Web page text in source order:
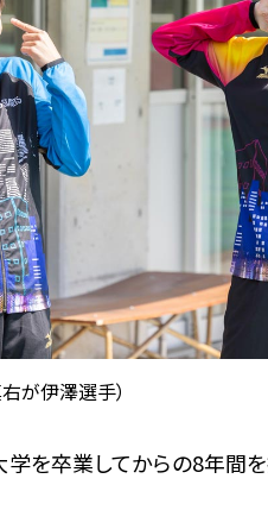
右が伊澤選手）
卒業してからの8年間を